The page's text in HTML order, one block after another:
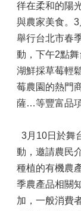
徉在柔和的陽
與農家美食。
舉行台北市春
動，下午2點
湖鮮採草莓輕
莓農園的熱門
薩…等豐富品
3月10日於舞
動，邀請農民
種植的有機農
季農產品相關
加，一般消費